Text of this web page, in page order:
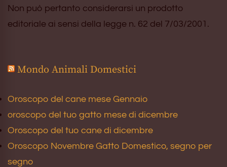
Non può pertanto considerarsi un prodotto
editoriale ai sensi della legge n. 62 del 7/03/2001.
Mondo Animali Domestici
Oroscopo del cane mese Gennaio
oroscopo del tuo gatto mese di dicembre
Oroscopo del tuo cane di dicembre
Oroscopo Novembre Gatto Domestico, segno per
segno